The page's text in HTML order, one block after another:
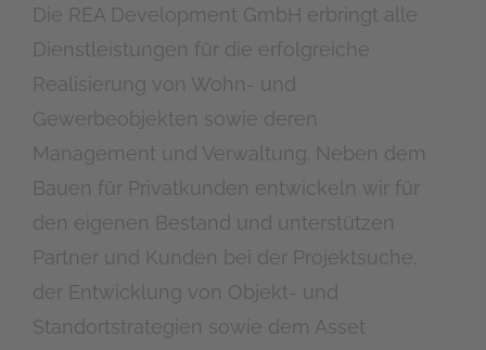
Die REA Development GmbH erbringt alle
Dienstleistungen für die erfolgreiche
Realisierung von Wohn- und
Gewerbeobjekten sowie deren
Management und Verwaltung. Neben dem
Bauen für Privatkunden entwickeln wir für
den eigenen Bestand und unterstützen
Partner und Kunden bei der Projektsuche,
der Entwicklung von Objekt- und
Standortstrategien sowie dem Asset